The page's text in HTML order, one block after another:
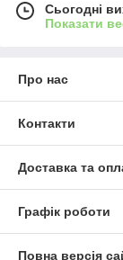
Сьогодні
Показати
Про нас
Контакти
Доставка та
Графік роботи
Повна версія